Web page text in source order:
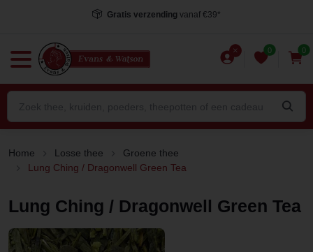
Gratis verzending vanaf €39*
0 0
Home Losse thee
Groene thee
Lung Ching / Dragonwell Green Tea
Lung Ching / Dragonwell Green Tea